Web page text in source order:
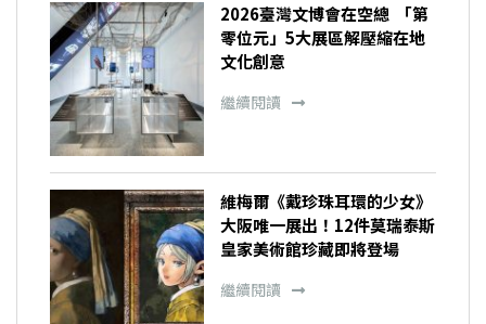
2026臺灣文博會在空總 「第
零位元」5大展區解壓縮在地
文化創意
繼續閱讀
維梅爾《戴珍珠耳環的少女》
大阪唯一展出！12件莫瑞泰斯
皇家美術館珍藏即將登場
繼續閱讀